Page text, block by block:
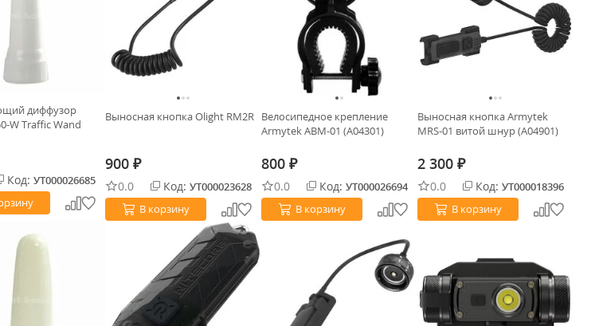
диффузор
W Traffic Wand
Код: УТ000026685
Выносная кнопка Olight RM2R
900 ₽
0.0 Код: УТ000023628
В корзину
Велосипедное крепление
Armytek ABM-01 (A04301)
800 ₽
0.0 Код: УТ000026694
В корзину
Выносная кнопка Armytek
MRS-01 витой шнур (A04901)
2 300 ₽
0.0 Код: УТ000018396
В корзину